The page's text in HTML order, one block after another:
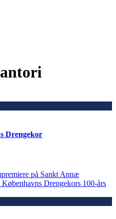
Drengekor
på Sankt Annæ
Drengekors 100-års